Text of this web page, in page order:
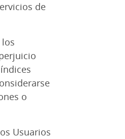
de
o
Usuarios